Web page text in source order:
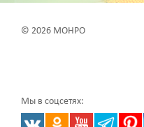
© 2026 МОНРО
Мы в соцсетях: